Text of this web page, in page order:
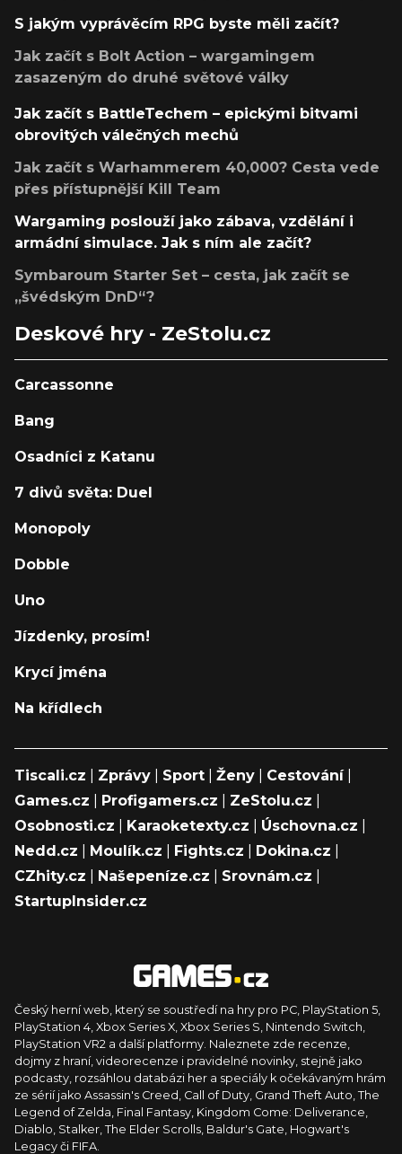
S jakým vyprávěcím RPG byste měli začít?
Jak začít s Bolt Action – wargamingem
zasazeným do druhé světové války
Jak začít s BattleTechem – epickými bitvami
obrovitých válečných mechů
Jak začít s Warhammerem 40,000? Cesta vede
přes přístupnější Kill Team
Wargaming poslouží jako zábava, vzdělání i
armádní simulace. Jak s ním ale začít?
Symbaroum Starter Set – cesta, jak začít se
„švédským DnD“?
Deskové hry - ZeStolu.cz
Carcassonne
Bang
Osadníci z Katanu
7 divů světa: Duel
Monopoly
Dobble
Uno
Jízdenky, prosím!
Krycí jména
Na křídlech
Tiscali.cz Zprávy Sport Ženy Cestování|
Games.cz
Profigamers.cz ZeStolu.cz
Osobnosti.cz
Karaoketexty.cz Úschovna.cz
Nedd.cz
Moulík.cz Fights.cz Dokina.cz
CZhity.cz
Našepeníze.cz Srovnám.cz
StartupInsider.cz
Český herní web, který se soustředí na hry pro PC, PlayStation 5,
PlayStation 4, Xbox Series X, Xbox Series S, Nintendo Switch,
PlayStation VR2 a další platformy. Naleznete zde recenze,
dojmy z hraní, videorecenze i pravidelné novinky, stejně jako
podcasty, rozsáhlou databázi her a speciály k očekávaným hrám
ze sérií jako Assassin's Creed, Call of Duty, Grand Theft Auto, The
Legend of Zelda, Final Fantasy, Kingdom Come: Deliverance,
Diablo, Stalker, The Elder Scrolls, Baldur's Gate, Hogwart's
Legacy či FIFA.